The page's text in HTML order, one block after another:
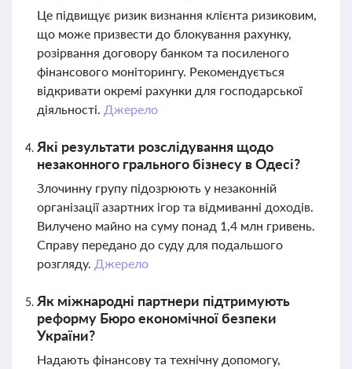
Це підвищує ризик визнання клієнта ризиковим,
що може призвести до блокування рахунку,
розірвання договору банком та посиленого
фінансового моніторингу. Рекомендується
відкривати окремі рахунки для господарської
діяльності. Джерело
Які результати розслідування щодо
незаконного грального бізнесу в Одесі?
Злочинну групу підозрюють у незаконній
організації азартних ігор та відмиванні доходів.
Вилучено майно на суму понад 1,4 млн гривень.
Справу передано до суду для подальшого
розгляду. Джерело
Як міжнародні партнери підтримують
реформу Бюро економічної безпеки
України?
Надають фінансову та технічну допомогу,